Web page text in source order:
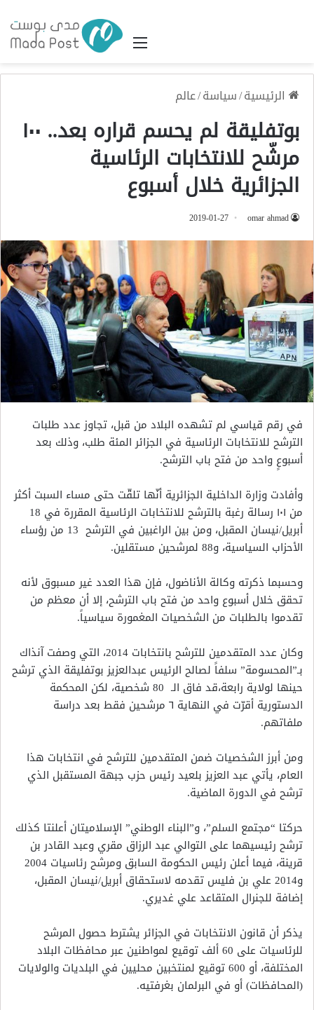
القائمة
الرئيسية/سياسة/عالم
بوتفليقة لم يحسم قراره بعد.. ١٠٠
مرشّح للانتخابات الرئاسية
الجزائرية خلال أسبوع
omar ahmad
2019-01-27
في رقم قياسي لم تشهده البلاد من قبل، تجاوز عدد طلبات
الترشح للانتخابات الرئاسية في الجزائر المئة طلب، وذلك بعد
أسبوعٍ واحد من فتح باب الترشح.
وأفادت وزارة الداخلية الجزائرية أنّها تلقّت حتى مساء السبت أكثر
من ١٠١ رسالة رغبة بالترشح للانتخابات الرئاسية المقررة في
18
أبريل/نيسان المقبل، ومن بين الراغبين في الترشح 13 من رؤساء
الأحزاب السياسية، و88 لمرشحين مستقلين.
وحسبما ذكرته وكالة الأناضول، فإن هذا العدد غير مسبوق لأنه
تحقق خلال أسبوع واحد من فتح باب الترشح، إلا أن معظم من
تقدموا بالطلبات من الشخصيات المغمورة سياسياً.
وكان عدد المتقدمين للترشح بانتخابات 2014، التي وصفت آنذاك
بـ”المحسومة” سلفاً لصالح الرئيس عبدالعزيز بوتفليقة الذي ترشح
حينها لولاية رابعة،قد فاق الـ 80 شخصية، لكن المحكمة
الدستورية أقرّت في النهاية ٦ مرشحين فقط بعد دراسة
ملفاتهم.
ومن أبرز الشخصيات ضمن المتقدمين للترشح في انتخابات هذا
العام، يأتي عبد العزيز بلعيد رئيس حزب جبهة المستقبل الذي
ترشح في الدورة الماضية.
حركتا “مجتمع السلم”، و”البناء الوطني” الإسلاميتان أعلنتا كذلك
ترشح رئيسيهما على التوالي عبد الرزاق مقري وعبد القادر بن
قرينة، فيما أعلن رئيس الحكومة السابق ومرشح رئاسيات 2004
و2014 علي بن فليس تقدمه لاستحقاق أبريل/نيسان المقبل،
إضافة للجنرال المتقاعد علي غديري.
يذكر أن قانون الانتخابات في الجزائر يشترط حصول المرشح
للرئاسيات على 60 ألف توقيع لمواطنين عبر محافظات البلاد
المختلفة، أو 600 توقيع لمنتخبين محليين في البلديات والولايات
(المحافظات) أو في البرلمان بغرفتيه.